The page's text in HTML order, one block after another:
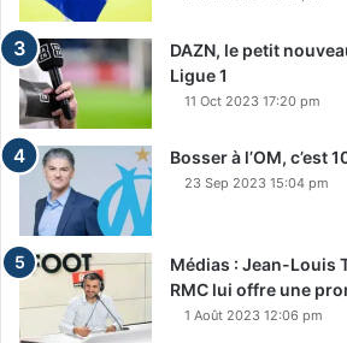
DAZN, le petit
Ligue 1
11 Oct 2023 17:20 pm
Bosser à l’OM, c’est
23 Sep 2023 15:04 pm
Médias : Jean-Louis
RMC lui offre une
1 Août 2023 12:06 pm